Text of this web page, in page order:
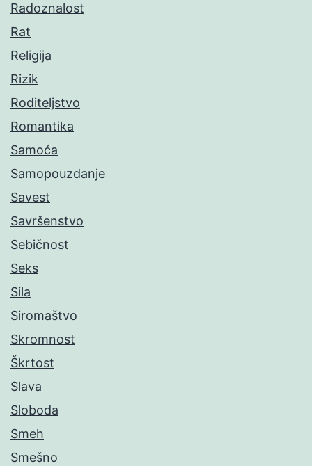
Radoznalost
Rat
Religija
Rizik
Roditeljstvo
Romantika
Samoća
Samopouzdanje
Savest
Savršenstvo
Sebičnost
Seks
Sila
Siromaštvo
Skromnost
Škrtost
Slava
Sloboda
Smeh
Smešno